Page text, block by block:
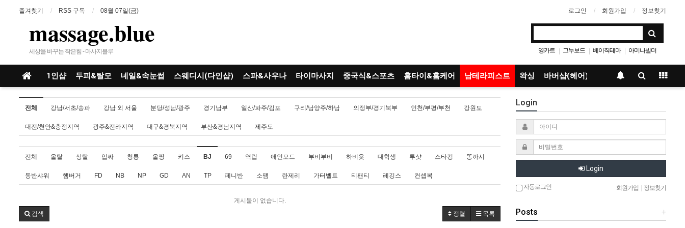
즐겨찾기 RSS 구독 08월 07일(금) 로그인 회원가입 정보찾기
massage.blue
세상을 바꾸는 작은힘 - 마사지블루 영카트 | 그누보드 | 베이직테마 | 아미나빌더
1인샵 두피&탈모 네일&속눈썹 스웨디시(다인샵) 스파&사우나 타이마사지 중국식&스포츠 홈타이&홈케어 남테라피스트 왁싱 바버샵(헤어)
전체 강남/서초/송파 강남 외 서울 분당/성남/광주 경기남부 일산/파주/김포 구리/남양주/하남 의정부/경기북부 인천/부평/부천 강원도
대전/천안&충정지역 광주&전라지역 대구&경북지역 부산&경남지역 제주도
전체 올탈 상탈 입싸 청룡 올짱 키스 BJ 69 역립 애인모드 부비부비 하비욧 대학생 투샷 스타킹 똥까시
동반샤워 햄버거 FD NB NP GD AN TP 페니반 소팸 란제리 가터벨트 티팬티 레깅스 컨셉복
게시물이 없습니다.
정렬
목록
검색
Login
Login
자동로그인 회원가입 정보찾기
+
Posts